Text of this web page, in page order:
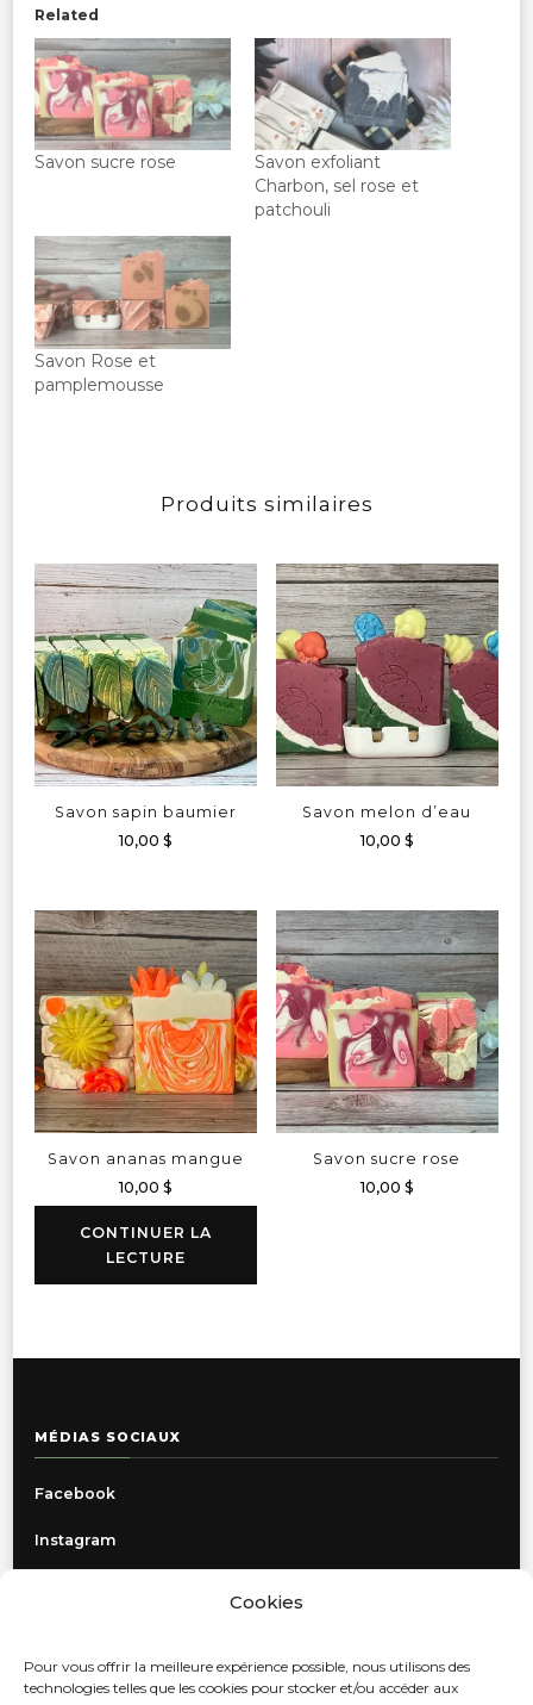
Cookies
Pour vous offrir la meilleure expérience possible, nous utilisons des
technologies telles que les cookies pour stocker et/ou accéder aux
Related
Savon sucre rose
Savon exfoliant
Charbon, sel rose et
patchouli
Savon Rose et
pamplemousse
Produits similaires
Savon sapin baumier
10,00$
Savon melon d’eau
10,00 $
Savon ananas mangue
10,00$
CONTINUER LA
LECTURE
Savon sucre rose
10,00 $
MÉDIAS SOCIAUX
Facebook
Instagram
Politique de confidentialité